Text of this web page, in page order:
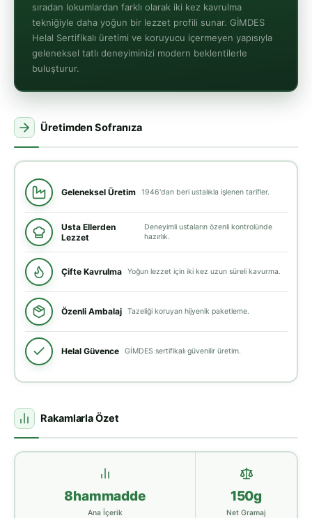
sıradan lokumlardan farklı olarak iki kez kavrulma
tekniğiyle daha yoğun bir lezzet profili sunar. GİMDES
Helal Sertifikalı üretimi ve koruyucu içermeyen yapısıyla
geleneksel tatlı deneyiminizi modern beklentilerle
buluşturur.
Üretimden Sofranıza
Geleneksel Üretim 1946'dan beri ustalıkla işlenen tarifler.
Usta Ellerden
Lezzet
Deneyimli ustaların özenli kontrolünde
hazırlık.
Çifte Kavrulma Yoğun lezzet için iki kez uzun süreli kavurma.
Özenli Ambalaj Tazeliği koruyan hijyenik paketleme.
Helal Güvence GİMDES sertifikalı güvenilir üretim.
Rakamlarla Özet
8hammadde
Ana İçerik
150g
Net Gramaj